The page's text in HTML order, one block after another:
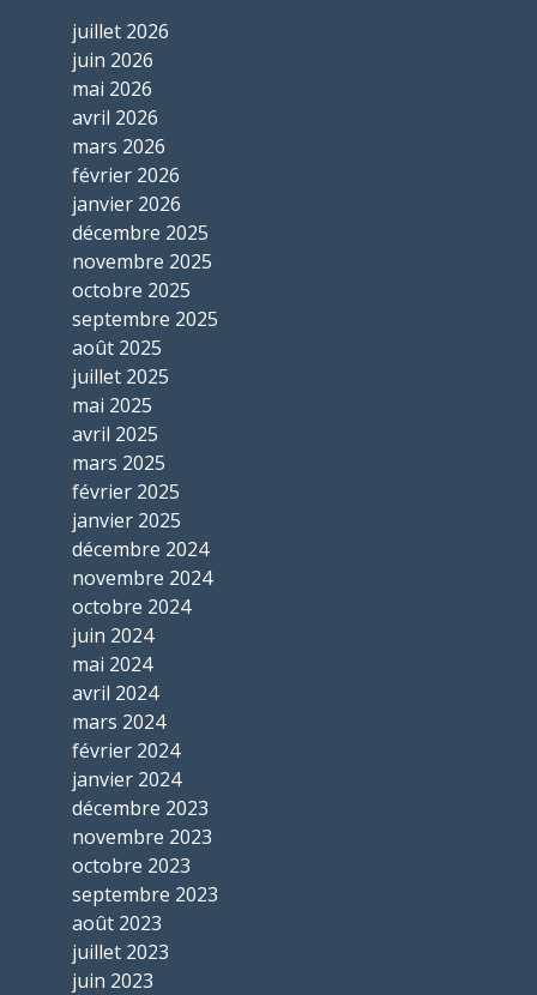
juillet 2026
juin 2026
mai 2026
avril 2026
mars 2026
février 2026
janvier 2026
décembre 2025
novembre 2025
octobre 2025
septembre 2025
août 2025
juillet 2025
mai 2025
avril 2025
mars 2025
février 2025
janvier 2025
décembre 2024
novembre 2024
octobre 2024
juin 2024
mai 2024
avril 2024
mars 2024
février 2024
janvier 2024
décembre 2023
novembre 2023
octobre 2023
septembre 2023
août 2023
juillet 2023
juin 2023